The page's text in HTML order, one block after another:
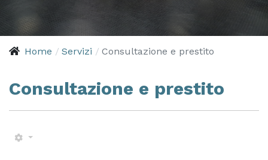
Home Servizi Consultazione e prestito
Consultazione e prestito